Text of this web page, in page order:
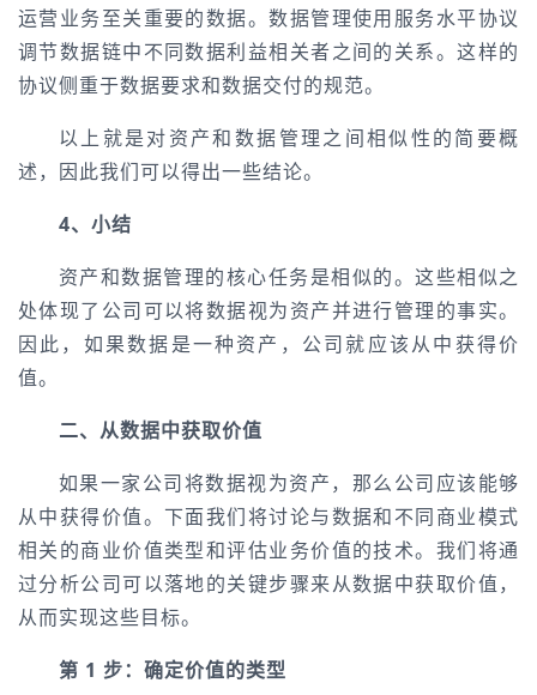
运营业务至关重要的数据。数据管理使用服务水平协议
调节数据链中不同数据利益相关者之间的关系。这样的
协议侧重于数据要求和数据交付的规范。
以上就是对资产和数据管理之间相似性的简要概
述，因此我们可以得出一些结论。
4、小结
资产和数据管理的核心任务是相似的。这些相似之
处体现了公司可以将数据视为资产并进行管理的事实。
因此，如果数据是一种资产，公司就应该从中获得价
值。
二、从数据中获取价值
如果一家公司将数据视为资产，那么公司应该能够
从中获得价值。下面我们将讨论与数据和不同商业模式
相关的商业价值类型和评估业务价值的技术。我们将通
过分析公司可以落地的关键步骤来从数据中获取价值，
从而实现这些目标。
第 1 步：确定价值的类型